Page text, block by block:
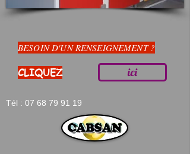
BESOIN D'UN RENSEIGNEMENT ?
CLIQUEZ ici
Tél : 07 68 79 91 19